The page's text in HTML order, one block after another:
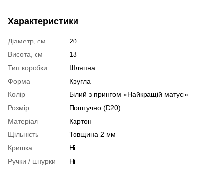
Характеристики
Діаметр, см
20
Висота, см
18
Тип коробки
Шляпна
Форма
Кругла
Колір
Білий з принтом «Найкращій матусі»
Розмір
Поштучно (D20)
Матеріал
Картон
Щільність
Товщина 2 мм
Кришка
Ні
Ручки / шнурки
Ні